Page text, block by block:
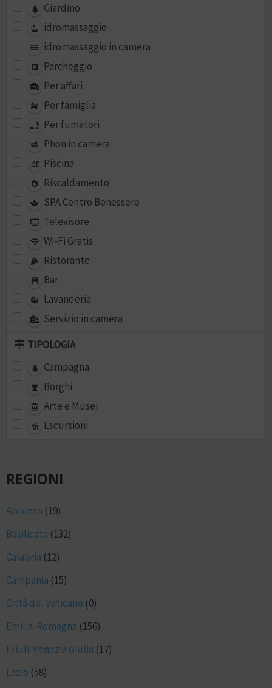
Giardino
idromassaggio
idromassaggio in camera
Parcheggio
Per affari
Per famiglia
Per fumatori
Phon in camera
Piscina
Riscaldamento
SPA Centro Benessere
Televisore
Wi-Fi Gratis
Ristorante
Bar
Lavanderia
Servizio in camera
TIPOLOGIA
Campagna
Borghi
Arte e Musei
Escursioni
REGIONI
Abruzzo (19)
Basilicata (132)
Calabria (12)
Campania (15)
Città del Vaticano (0)
Emilia-Romagna (156)
Friuli-Venezia Giulia (17)
Lazio (58)